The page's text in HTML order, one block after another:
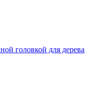
головкой для дерева